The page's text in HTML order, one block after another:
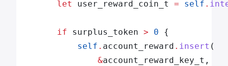
        let
user_reward_coin_t = self .
        if
surplus_token > 0 {
            self
. account_reward . insert (
                &
account_reward_key_t,